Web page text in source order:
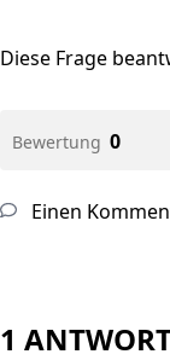
Diese Frage
Bewertung 0
Einen
1